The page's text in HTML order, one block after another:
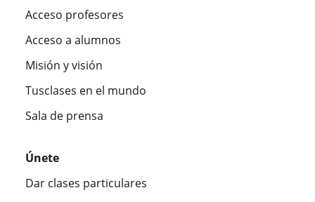
Acceso profesores
Acceso a alumnos
Misión y visión
Tusclases en el mundo
Sala de prensa
Únete
Dar clases particulares